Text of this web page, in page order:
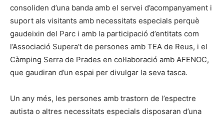
consoliden d’una banda amb el servei d’acompanyament i
suport als visitants amb necessitats especials perquè
gaudeixin del Parc i amb la participació d’entitats com
l’Associació Supera’t de persones amb TEA de Reus, i el
Càmping Serra de Prades en col·laboració amb AFENOC,
que gaudiran d’un espai per divulgar la seva tasca.
Un any més, les persones amb trastorn de l’espectre
autista o altres necessitats especials disposaran d’una